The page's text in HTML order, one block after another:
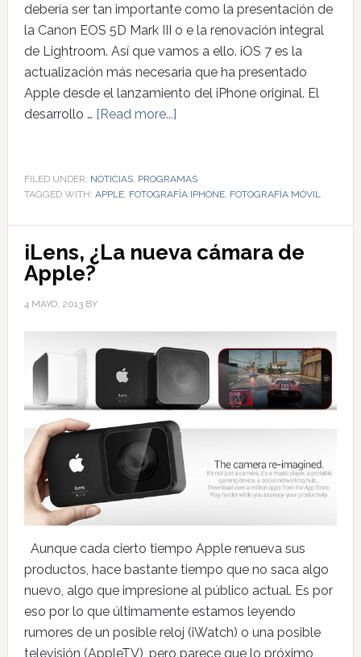
debería ser tan importante como la presentación de
la Canon EOS 5D Mark III o e la renovación integral
de Lightroom. Así que vamos a ello. iOS 7 es la
actualización más necesaria que ha presentado
Apple desde el lanzamiento del iPhone original. El
desarrollo … [Read more...]
FILED UNDER: NOTICIAS, PROGRAMAS
TAGGED WITH: APPLE, FOTOGRAFÍA IPHONE, FOTOGRAFÍA MÓVIL
iLens, ¿La nueva cámara de
Apple?
4 MAYO, 2013BY
Aunque cada cierto tiempo Apple renueva sus
productos, hace bastante tiempo que no saca algo
nuevo, algo que impresione al público actual. Es por
eso por lo que últimamente estamos leyendo
rumores de un posible reloj (iWatch) o una posible
televisión (AppleTV), pero parece que lo próximo